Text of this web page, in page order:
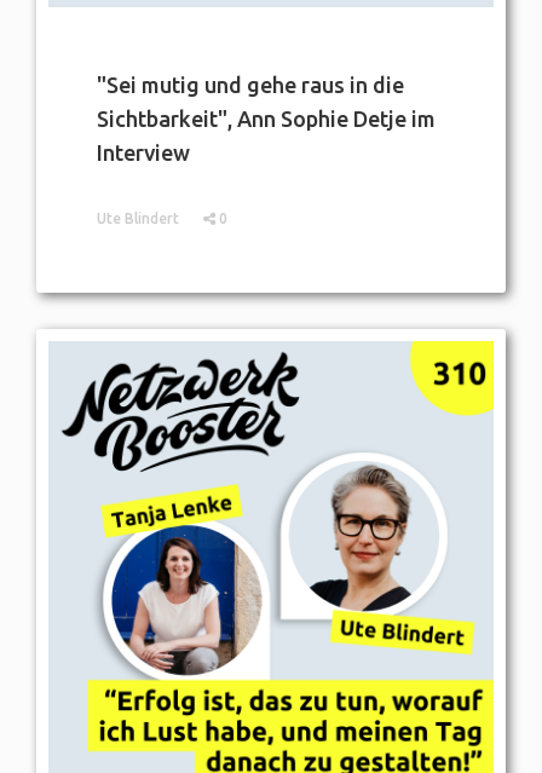
"Sei mutig und gehe raus in die
Sichtbarkeit", Ann Sophie Detje im
Interview
Ute Blindert 0